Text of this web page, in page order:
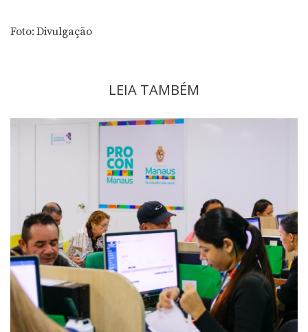
Foto: Divulgação
LEIA TAMBÉM